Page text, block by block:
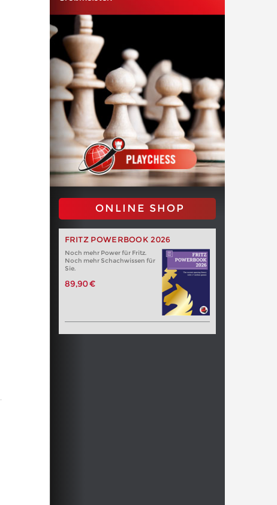
ONLINE SHOP
FRITZ POWERBOOK 2026
Noch mehr Power für Fritz.
Noch mehr Schachwissen für
Sie.
89,90 €